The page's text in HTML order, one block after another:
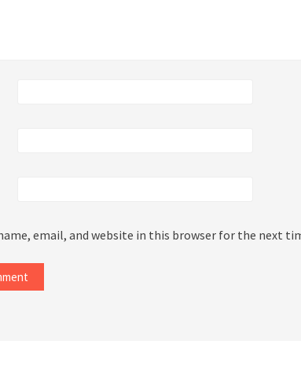
email, and website in this browser for the next